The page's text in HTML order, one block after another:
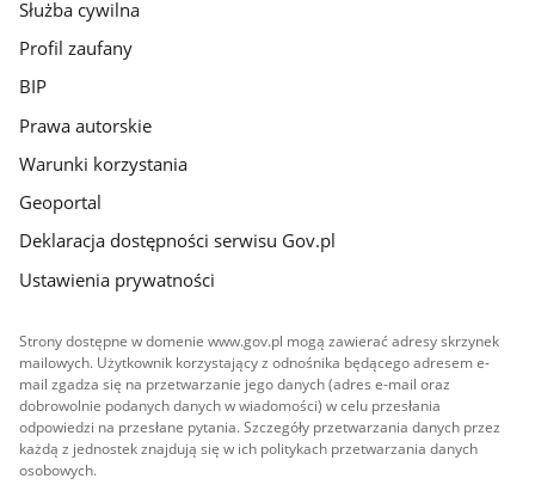
Służba cywilna
Profil zaufany
BIP
Prawa autorskie
Warunki korzystania
Geoportal
Deklaracja dostępności serwisu Gov.pl
Ustawienia prywatności
Strony dostępne w domenie www.gov.pl mogą zawierać adresy skrzynek
mailowych. Użytkownik korzystający z odnośnika będącego adresem e-
mail zgadza się na przetwarzanie jego danych (adres e-mail oraz
dobrowolnie podanych danych w wiadomości) w celu przesłania
odpowiedzi na przesłane pytania. Szczegóły przetwarzania danych przez
każdą z jednostek znajdują się w ich politykach przetwarzania danych
osobowych.